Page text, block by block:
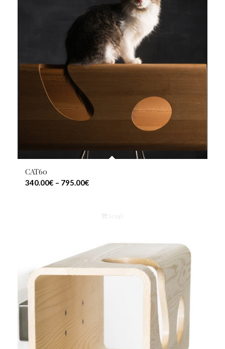
CAT60
340.00€ – 795.00€